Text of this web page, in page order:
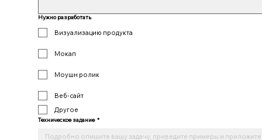
Нужно разработать
Визуализацию продукта
Мокап
Моушн ролик
Веб-сайт
Другое
Техническое задание *